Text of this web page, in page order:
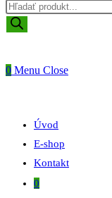
Products
search
0 Menu Close
Úvod
E-shop
Kontakt
0